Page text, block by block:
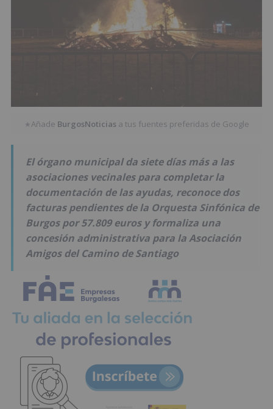
★Añade BurgosNoticias a tus fuentes preferidas de Google
El órgano municipal da siete días más a las
asociaciones vecinales para completar la
documentación de las ayudas, reconoce dos
facturas pendientes de la Orquesta Sinfónica de
Burgos por 57.809 euros y formaliza una
concesión administrativa para la Asociación
Amigos del Camino de Santiago